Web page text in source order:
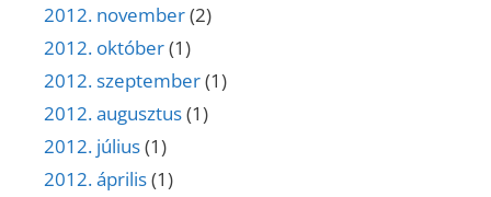
2012. november(2)
2012. október(1)
2012. szeptember(1)
2012. augusztus(1)
2012. július(1)
2012. április(1)